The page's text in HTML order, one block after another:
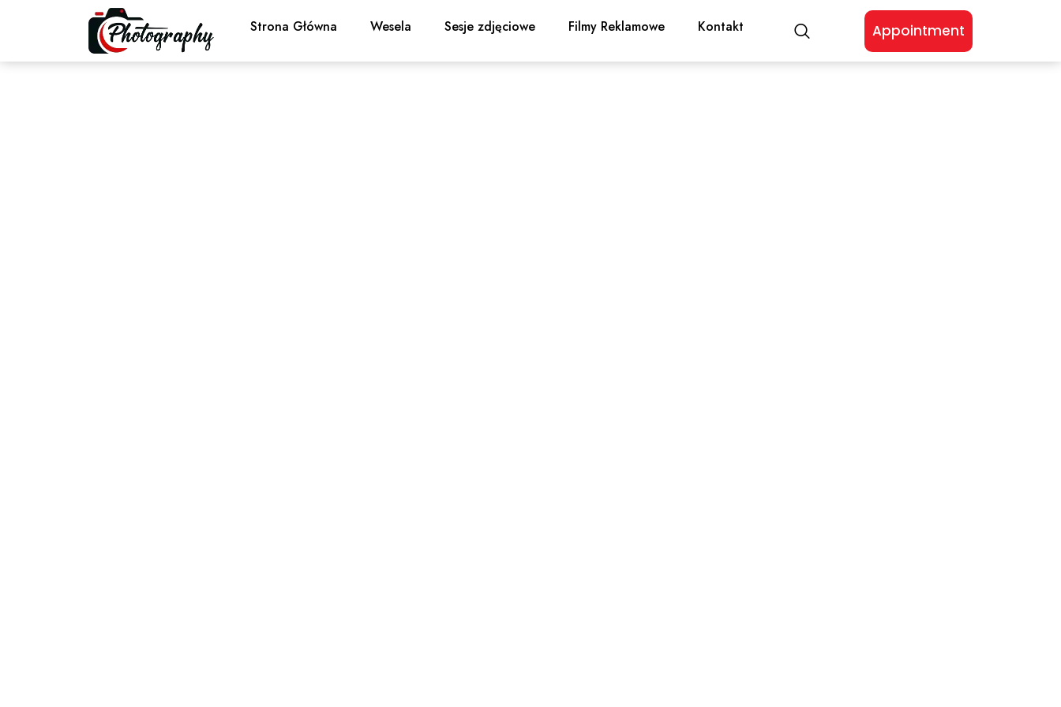
Strona Główna Wesela Sesje zdjęciowe Filmy Reklamowe Kontakt Appointment